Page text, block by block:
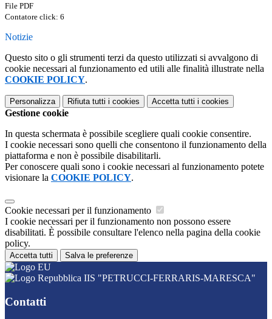
File PDF
Contatore click: 6
Notizie
Questo sito o gli strumenti terzi da questo utilizzati si avvalgono di
cookie necessari al funzionamento ed utili alle finalità illustrate nella
COOKIE POLICY.
Personalizza Rifiuta tutti i cookies Accetta tutti i cookies
Gestione cookie
In questa schermata è possibile scegliere quali cookie consentire.
I cookie necessari sono quelli che consentono il funzionamento della
piattaforma e non è possibile disabilitarli.
Per conoscere quali sono i cookie necessari al funzionamento potete
visionare la COOKIE POLICY.
Cookie necessari per il funzionamento
I cookie necessari per il funzionamento non possono essere
disabilitati. È possibile consultare l'elenco nella pagina della cookie
policy.
Accetta tutti Salva le preferenze
IIS "PETRUCCI-FERRARIS-MARESCA"
Contatti